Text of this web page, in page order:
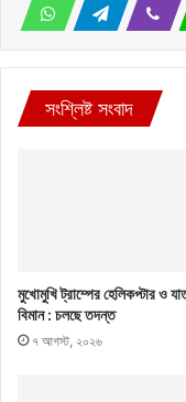
সংশ্লিষ্ট সংবাদ
মুখোমুখি ট্রাম্পের হেলিকপ্টার ও
বিমান : চলছে তদন্ত
৭ আগস্ট, ২০২৬